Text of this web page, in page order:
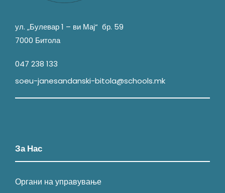
ул. „Булевар 1 – ви Мај“ бр. 59
7000 Битола
047 238 133
soeu-janesandanski-bitola@schools.mk
За Нас
Органи на управување